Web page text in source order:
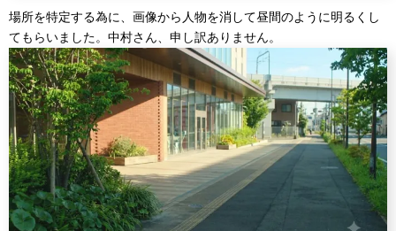
場所を特定する為に、画像から人物を消して昼間のように明るくし
てもらいました。中村さん、申し訳ありません。